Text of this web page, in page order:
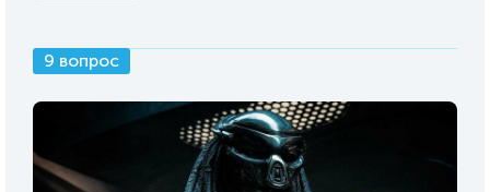
9 вопрос